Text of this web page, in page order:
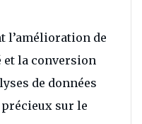
l’amélioration de
et la conversion
de données
sur le